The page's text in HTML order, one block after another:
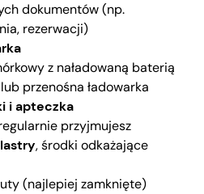
dokumentów (np.
rezerwacji)
z naładowaną baterią
przenośna ładowarka
i apteczka
przyjmujesz
, środki odkażające
(najlepiej zamknięte)